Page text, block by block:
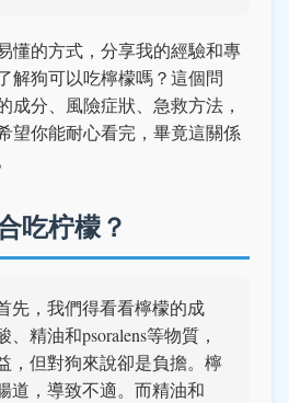
懂的方式，分享我的經驗和專
解狗可以吃檸檬嗎？這個問
成分、風險症狀、急救方法，
望你能耐心看完，畢竟這關係
吃柠檬？
先，我們得看看檸檬的成
精油和psoralens等物質，
，但對狗來說卻是負擔。檸
道，導致不適。而精油和